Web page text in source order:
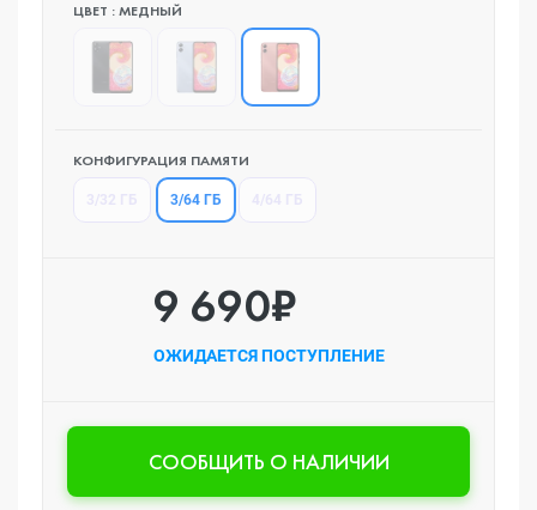
ЦВЕТ : МЕДНЫЙ
КОНФИГУРАЦИЯ ПАМЯТИ
3/64 ГБ
9 690₽
ОЖИДАЕТСЯ ПОСТУПЛЕНИЕ
CООБЩИТЬ О НАЛИЧИИ